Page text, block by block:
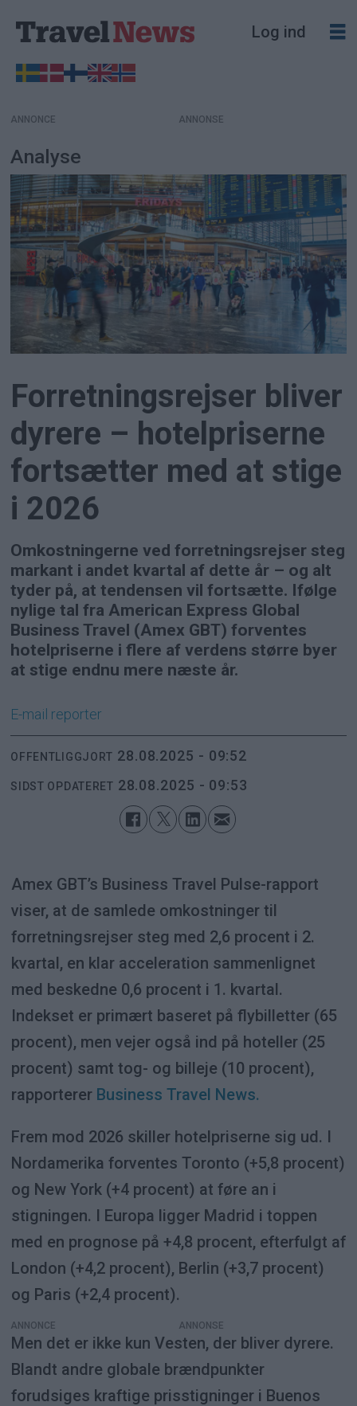
Log ind
ANNONCE
Analyse
Forretningsrejser bliver
dyrere – hotelpriserne
fortsætter med at stige
i 2026
Omkostningerne ved forretningsrejser steg
markant i andet kvartal af dette år – og alt
tyder på, at tendensen vil fortsætte. Ifølge
nylige tal fra American Express Global
Business Travel (Amex GBT) forventes
hotelpriserne i flere af verdens større byer
at stige endnu mere næste år.
E-mail reporter
OFFENTLIGGJORT 28.08.2025 - 09:52
SIDST OPDATERET 28.08.2025 - 09:53
Amex GBT’s Business Travel Pulse-rapport
viser, at de samlede omkostninger til
forretningsrejser steg med 2,6 procent i 2.
kvartal, en klar acceleration sammenlignet
med beskedne 0,6 procent i 1. kvartal.
Indekset er primært baseret på flybilletter (65
procent), men vejer også ind på hoteller (25
procent) samt tog- og billeje (10 procent),
rapporterer Business Travel News.
Frem mod 2026 skiller hotelpriserne sig ud. I
Nordamerika forventes Toronto (+5,8 procent)
og New York (+4 procent) at føre an i
stigningen. I Europa ligger Madrid i toppen
med en prognose på +4,8 procent, efterfulgt af
London (+4,2 procent), Berlin (+3,7 procent)
og Paris (+2,4 procent).
ANNONCE
Men det er ikke kun Vesten, der bliver dyrere.
Blandt andre globale brændpunkter
forudsiges kraftige prisstigninger i Buenos